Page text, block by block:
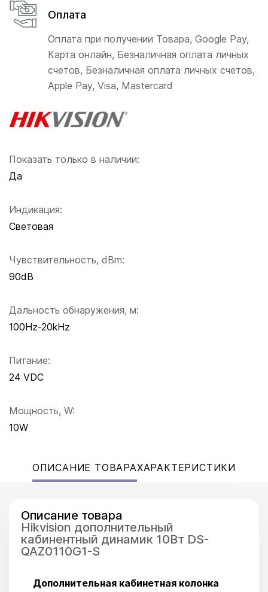
Показать только в наличии:
Да
Индикация:
Световая
Чувствительность, dBm:
90dB
Дальность обнаружения, м:
100Hz-20kHz
Питание:
24 VDC
Мощность, W:
10W
Оплата
Оплата при получении Товара, Google Pay,
Карта онлайн, Безналичная оплата личных
счетов, Безналичная оплата личных счетов,
Apple Pay, Visa, Mastercard
ОПИСАНИЕ ТОВАРАХАРАКТЕРИСТИКИ
Описание товара
Hikvision дополнительный
кабинентный динамик 10Вт DS-
QAZ0110G1-S
Дополнительная кабинетная колонка